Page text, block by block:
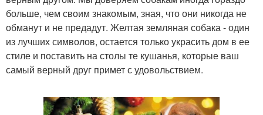
больше, чем своим знакомым, зная, что они никогда не
обманут и не предадут. Желтая земляная собака - один
из лучших символов, остается только украсить дом в ее
стиле и поставить на столы те кушанья, которые ваш
самый верный друг примет с удовольствием.